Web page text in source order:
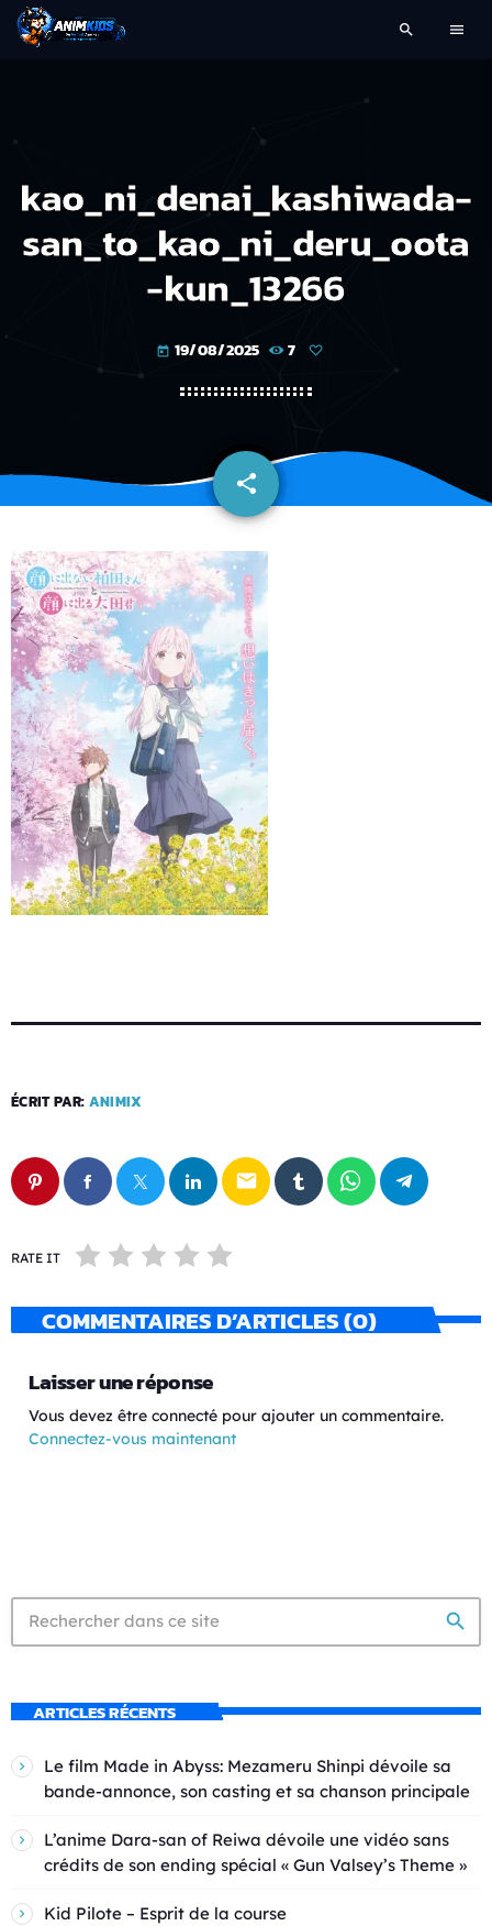
search menu
kao_ni_denai_kashiwada-
san_to_kao_ni_deru_oota
-kun_13266
today 19/08/2025 7
share
email
ÉCRIT PAR: ANIMIX
email
RATE IT
COMMENTAIRES D’ARTICLES (0)
Laisser une réponse
Vous devez être connecté pour ajouter un commentaire.
Connectez-vous maintenant
search
ARTICLES RÉCENTS
Le film Made in Abyss: Mezameru Shinpi dévoile sa
bande-annonce, son casting et sa chanson principale
L’anime Dara-san of Reiwa dévoile une vidéo sans
crédits de son ending spécial « Gun Valsey’s Theme »
Kid Pilote – Esprit de la course